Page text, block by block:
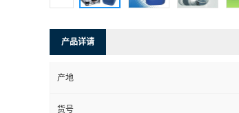
产品详请
产地
货号